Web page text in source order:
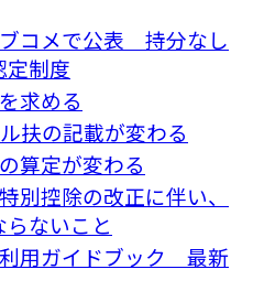
コメで公表 持分なし
定制度
求める
扶の記載が変わる
算定が変わる
別控除の改正に伴い、
ないこと
用ガイドブック 最新